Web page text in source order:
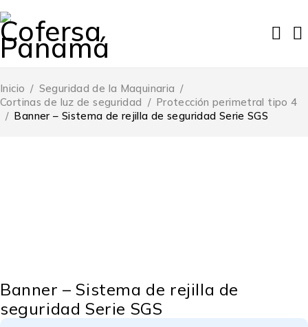
Inicio / Seguridad de la Maquinaria /
Cortinas de luz de seguridad / Protección perimetral tipo 4
/ Banner – Sistema de rejilla de seguridad Serie SGS
Banner – Sistema de rejilla de
seguridad Serie SGS